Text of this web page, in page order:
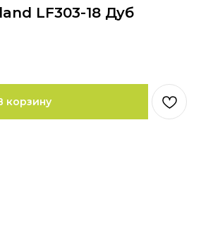
LF303-18 Дуб
корзину